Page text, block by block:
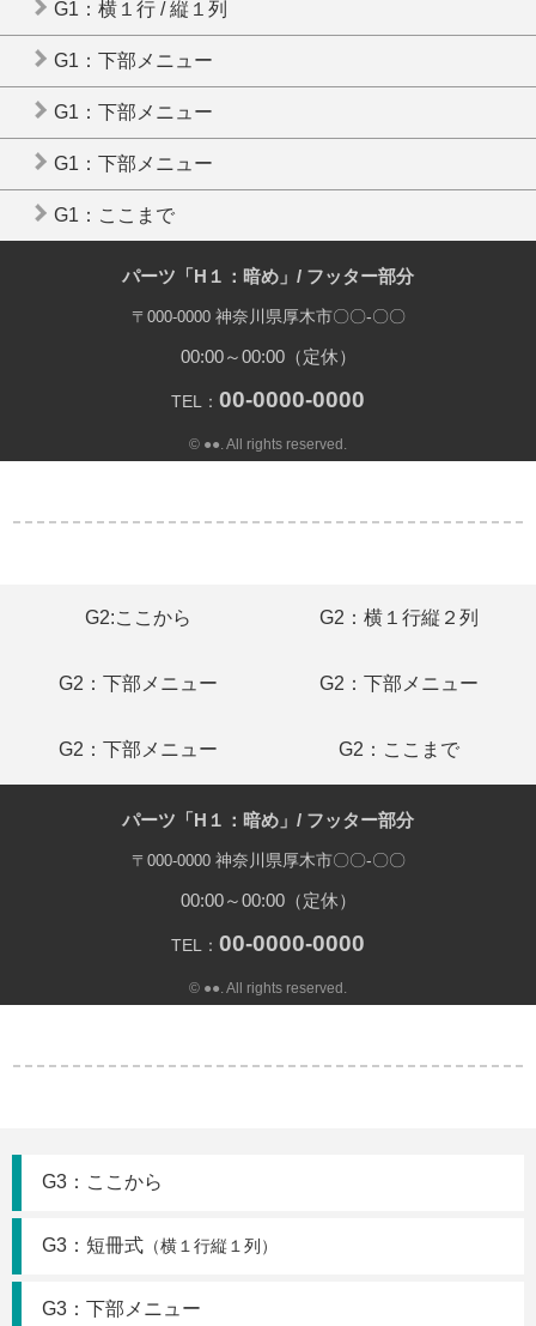
G1：横１行 / 縦１列
G1：下部メニュー
G1：下部メニュー
G1：下部メニュー
G1：ここまで
パーツ「H１：暗め」/ フッター部分
〒000-0000 神奈川県厚木市〇〇-〇〇
00:00～00:00（定休）
TEL： 00-0000-0000
© ●●. All rights reserved.
G2:ここから G2：横１行縦２列
G2：下部メニュー G2：下部メニュー
G2：下部メニュー G2：ここまで
パーツ「H１：暗め」/ フッター部分
〒000-0000 神奈川県厚木市〇〇-〇〇
00:00～00:00（定休）
TEL： 00-0000-0000
© ●●. All rights reserved.
G3：ここから
G3：短冊式 （横１行縦１列）
G3：下部メニュー